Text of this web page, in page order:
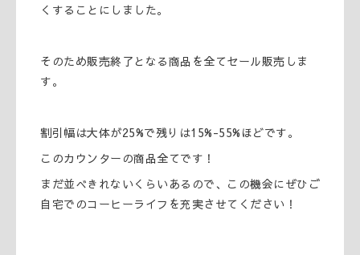
くすることにしました。
そのため販売終了となる商品を全てセール販売しま
す。
割引幅は大体が25%で残りは15%-55%ほどです。
このカウンターの商品全てです！
まだ並べきれないくらいあるので、この機会にぜひご
自宅でのコーヒーライフを充実させてください！